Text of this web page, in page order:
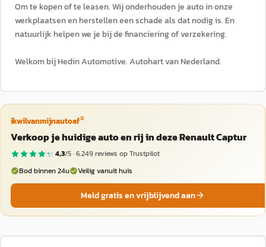
Om te kopen of te leasen. Wij onderhouden je auto in onze
werkplaatsen en herstellen een schade als dat nodig is. En
natuurlijk helpen we je bij de financiering of verzekering.
Welkom bij Hedin Automotive. Autohart van Nederland.
ikwilvanmijnautoaf®
Verkoop je huidige auto en rij in deze Renault Captur
4,3/5 ·6.249reviews op Trustpilot
Bod binnen 24u
Veilig vanuit huis
Meld gratis en vrijblijvend aan